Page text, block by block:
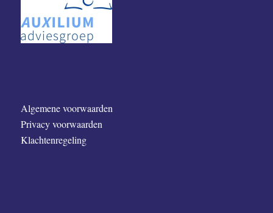
Algemene voorwaarden
Privacy voorwaarden
Klachtenregeling